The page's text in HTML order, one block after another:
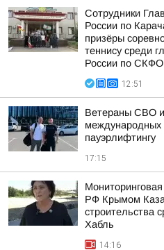
Сотрудники
России по
призёры
теннису среди
России по СКФО
12:51
Ветераны СВО
международных
пауэрлифтингу
17:15
РФ Крымом
строительства
Хабль
14:16